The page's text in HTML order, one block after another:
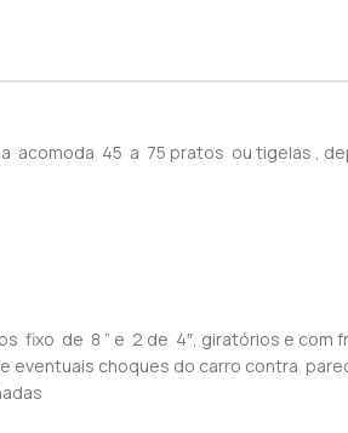
acomoda 45 a 75 pratos ou tigelas ,
fixo de 8 ” e 2 de 4″, giratórios e com
eventuais choques do carro contra